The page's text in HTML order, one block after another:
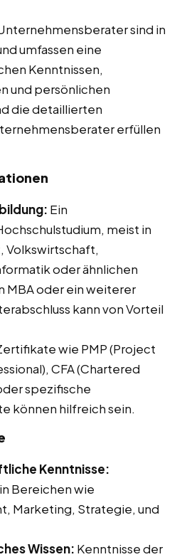
sind in
umfassen eine
Kenntnissen,
und persönlichen
die detaillierten
erfüllen
Ein
meist in
Volkswirtschaft,
oder ähnlichen
MBA oder ein weiterer
kann von Vorteil
wie PMP (Project
CFA (Chartered
spezifische
können hilfreich sein.
Kenntnisse:
Bereichen wie
Marketing, Strategie, und
Wissen: Kenntnisse der